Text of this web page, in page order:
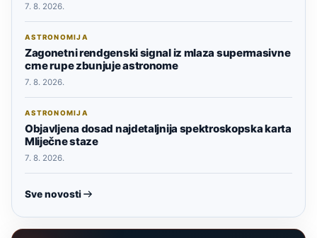
7. 8. 2026.
ASTRONOMIJA
Zagonetni rendgenski signal iz mlaza supermasivne
crne rupe zbunjuje astronome
7. 8. 2026.
ASTRONOMIJA
Objavljena dosad najdetaljnija spektroskopska karta
Mliječne staze
7. 8. 2026.
Sve novosti